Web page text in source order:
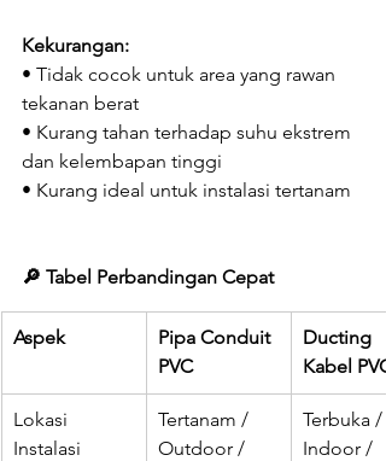
Kekurangan:
• Tidak cocok untuk area yang rawan
tekanan berat
• Kurang tahan terhadap suhu ekstrem
dan kelembapan tinggi
• Kurang ideal untuk instalasi tertanam
🔎 Tabel Perbandingan Cepat
Aspek
Pipa Conduit
PVC
Ducting
Kabel PVC
Lokasi
Instalasi
Tertanam /
Outdoor /
Terbuka /
Indoor /